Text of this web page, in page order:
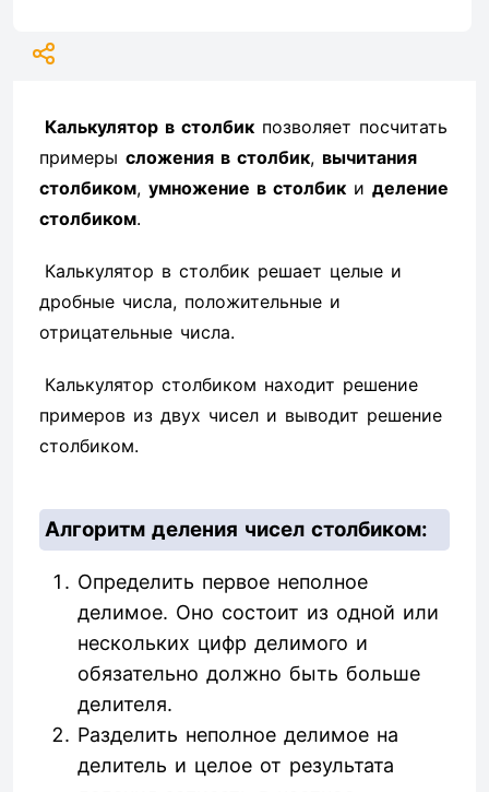
Калькулятор в столбик позволяет посчитать
примеры сложения в столбик, вычитания
столбиком, умножение в столбик и деление
столбиком.
Калькулятор в столбик решает целые и
дробные числа, положительные и
отрицательные числа.
Калькулятор столбиком находит решение
примеров из двух чисел и выводит решение
столбиком.
Алгоритм деления чисел столбиком:
Определить первое неполное
делимое. Оно состоит из одной или
нескольких цифр делимого и
обязательно должно быть больше
делителя.
Разделить неполное делимое на
делитель и целое от результата